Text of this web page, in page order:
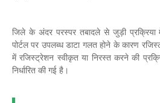
जिले के अंदर परस्पर तबादले से जुड़ी
पोर्टल पर उपलब्ध डाटा गलत होने के कारण
में रजिस्ट्रेशन स्वीकृत या निरस्त करने की
निर्धारित की गई है।